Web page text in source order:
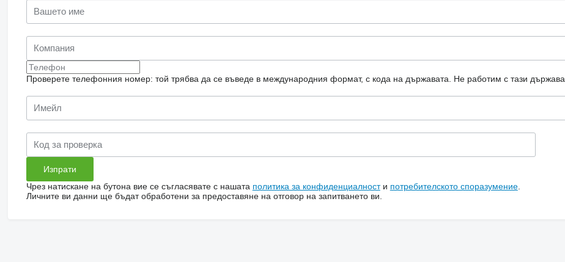
Проверете телефонния номер: той трябва да се въведе в международния формат, с кода на държавата. Не работим с тази държава
Чрез натискане на бутона вие се съгласявате с нашата политика за конфиденциалности потребителското споразумение.
Личните ви данни ще бъдат обработени за предоставяне на отговор на запитването ви.